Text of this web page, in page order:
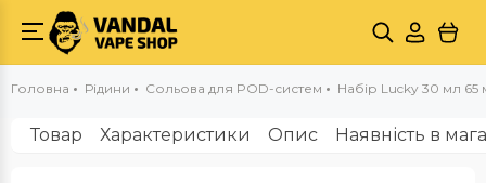
Головна Рідини Сольова для POD-систем Набір Lucky 30 мл 65
Товар Характеристики Опис Наявність в